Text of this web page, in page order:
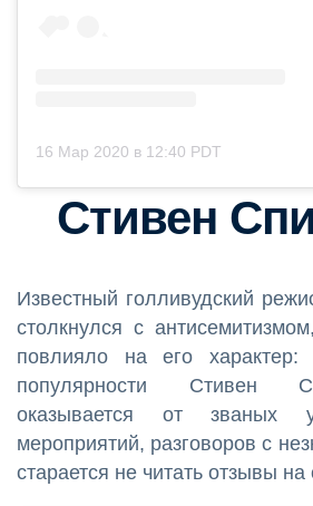
16 Мар 2020 в 12:40 PDT
Стивен
Известный голливудский
столкнулся с
повлияло на его
популярности Стивен
оказывается от званых
мероприятий, разговоров с
старается не читать отзывы